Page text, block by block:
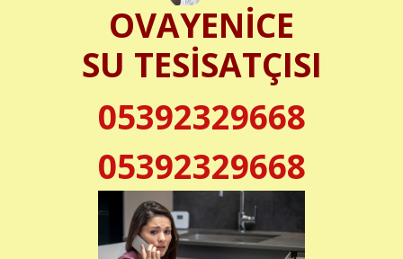
OVAYENİCE
SU TESİSATÇISI
05392329668
05392329668